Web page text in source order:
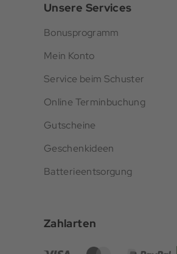
Unsere Services
Bonusprogramm
Mein Konto
Service beim Schuster
Online Terminbuchung
Gutscheine
Geschenkideen
Batterieentsorgung
Zahlarten